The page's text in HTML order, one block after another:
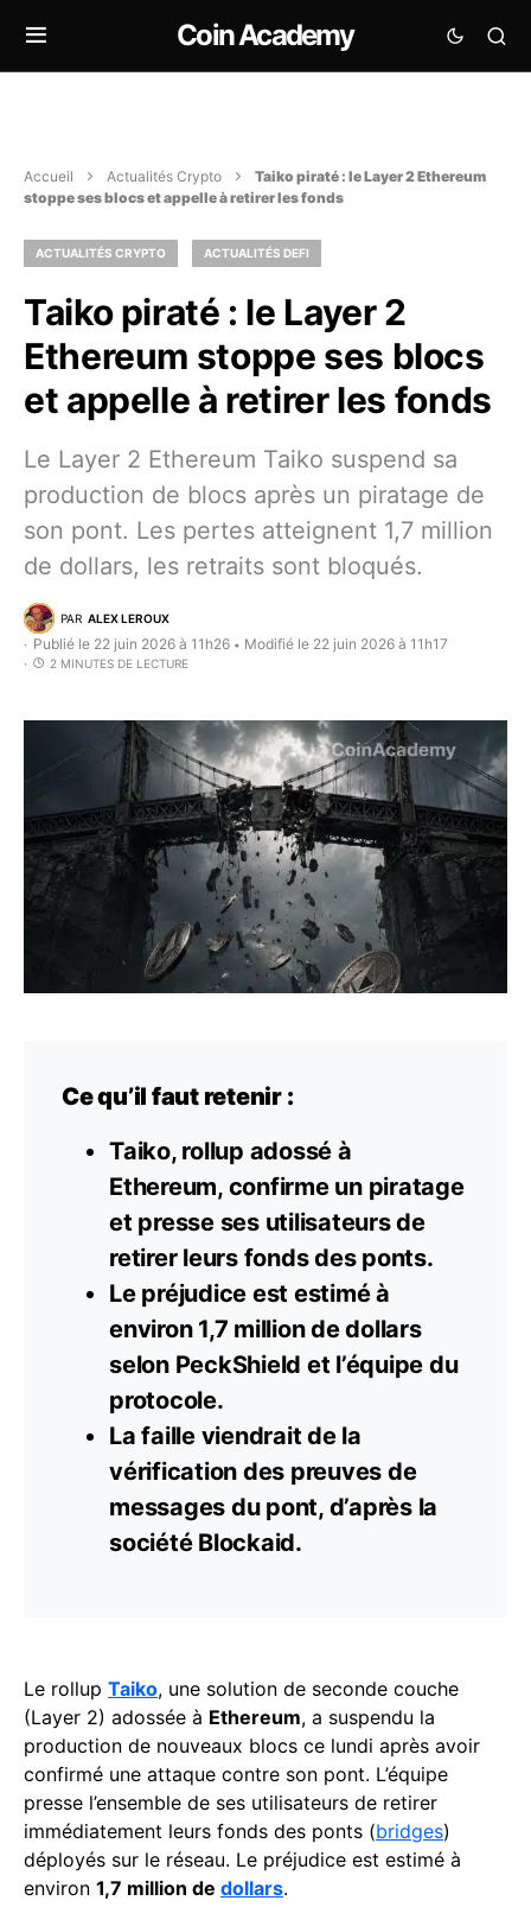
Coin Academy
Accueil Actualités Crypto
Taiko piraté : le Layer 2 Ethereum
stoppe ses blocs et appelle à retirer les fonds
ACTUALITÉS CRYPTO ACTUALITÉS DEFI
Taiko piraté : le Layer 2
Ethereum stoppe ses blocs
et appelle à retirer les fonds
Le Layer 2 Ethereum Taiko suspend sa
production de blocs après un piratage de
son pont. Les pertes atteignent 1,7 million
de dollars, les retraits sont bloqués.
PAR ALEX LEROUX
Publié le 22 juin 2026 à 11h26 • Modifié le 22 juin 2026 à 11h17
2 MINUTES DE LECTURE
Ce qu’il faut retenir :
Taiko, rollup adossé à
Ethereum, confirme un piratage
et presse ses utilisateurs de
retirer leurs fonds des ponts.
Le préjudice est estimé à
environ 1,7 million de dollars
selon PeckShield et l’équipe du
protocole.
La faille viendrait de la
vérification des preuves de
messages du pont, d’après la
société Blockaid.
Le rollup Taiko, une solution de seconde couche
(Layer 2) adossée à Ethereum, a suspendu la
production de nouveaux blocs ce lundi après avoir
confirmé une attaque contre son pont. L’équipe
presse l’ensemble de ses utilisateurs de retirer
immédiatement leurs fonds des ponts (bridges)
déployés sur le réseau. Le préjudice est estimé à
environ 1,7 million de dollars.